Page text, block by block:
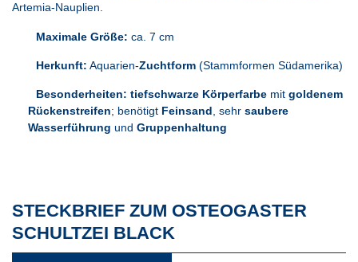
Artemia-Nauplien.
Maximale Größe: ca. 7 cm
Herkunft: Aquarien-Zuchtform (Stammformen Südamerika)
Besonderheiten: tiefschwarze Körperfarbe mit goldenem
Rückenstreifen; benötigt Feinsand, sehr saubere
Wasserführung und Gruppenhaltung
STECKBRIEF ZUM OSTEOGASTER
SCHULTZEI BLACK